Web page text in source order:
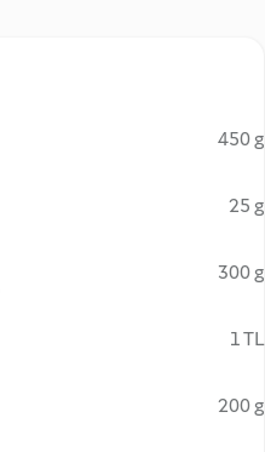
450 g
25 g
300 g
1 TL
200 g